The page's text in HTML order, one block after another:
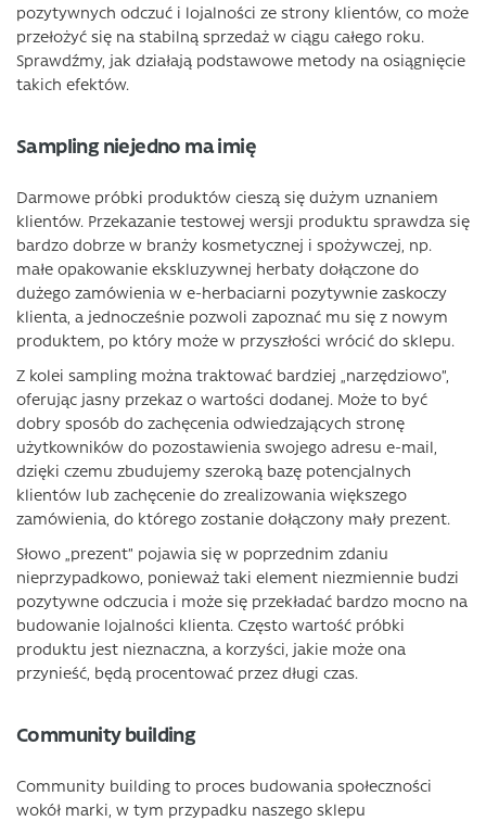
pozytywnych odczuć i lojalności ze strony klientów, co może
przełożyć się na stabilną sprzedaż w ciągu całego roku.
Sprawdźmy, jak działają podstawowe metody na osiągnięcie
takich efektów.
Sampling niejedno ma imię
Darmowe próbki produktów cieszą się dużym uznaniem
klientów. Przekazanie testowej wersji produktu sprawdza się
bardzo dobrze w branży kosmetycznej i spożywczej, np.
małe opakowanie ekskluzywnej herbaty dołączone do
dużego zamówienia w e-herbaciarni pozytywnie zaskoczy
klienta, a jednocześnie pozwoli zapoznać mu się z nowym
produktem, po który może w przyszłości wrócić do sklepu.
Z kolei sampling można traktować bardziej „narzędziowo”,
oferując jasny przekaz o wartości dodanej. Może to być
dobry sposób do zachęcenia odwiedzających stronę
użytkowników do pozostawienia swojego adresu e-mail,
dzięki czemu zbudujemy szeroką bazę potencjalnych
klientów lub zachęcenie do zrealizowania większego
zamówienia, do którego zostanie dołączony mały prezent.
Słowo „prezent” pojawia się w poprzednim zdaniu
nieprzypadkowo, ponieważ taki element niezmiennie budzi
pozytywne odczucia i może się przekładać bardzo mocno na
budowanie lojalności klienta. Często wartość próbki
produktu jest nieznaczna, a korzyści, jakie może ona
przynieść, będą procentować przez długi czas.
Community building
Community building to proces budowania społeczności
wokół marki, w tym przypadku naszego sklepu